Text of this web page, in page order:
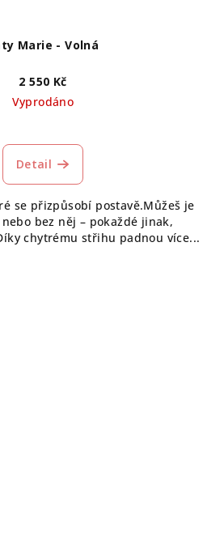
Marie - Volná
2 550 Kč
Vyprodáno
Detail
se přizpůsobí postavě.Můžeš je
bez něj – pokaždé jinak,
chytrému střihu padnou více...